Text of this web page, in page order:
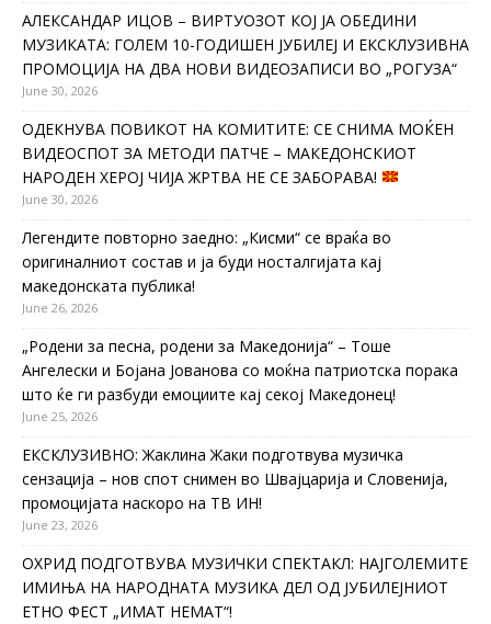
АЛЕКСАНДАР ИЦОВ – ВИРТУОЗОТ КОЈ ЈА ОБЕДИНИ
МУЗИКАТА: ГОЛЕМ 10-ГОДИШЕН ЈУБИЛЕЈ И ЕКСКЛУЗИВНА
ПРОМОЦИЈА НА ДВА НОВИ ВИДЕОЗАПИСИ ВО „РОГУЗА“
June 30, 2026
ОДЕКНУВА ПОВИКОТ НА КОМИТИТЕ: СЕ СНИМА МОЌЕН
ВИДЕОСПОТ ЗА МЕТОДИ ПАТЧЕ – МАКЕДОНСКИОТ
НАРОДЕН ХЕРОЈ ЧИЈА ЖРТВА НЕ СЕ ЗАБОРАВА!
June 30, 2026
Легендите повторно заедно: „Кисми“ се враќа во
оригиналниот состав и ја буди носталгијата кај
македонската публика!
June 26, 2026
„Родени за песна, родени за Македонија“ – Тоше
Ангелески и Бојана Јованова со моќна патриотска порака
што ќе ги разбуди емоциите кај секој Македонец!
June 25, 2026
ЕКСКЛУЗИВНО: Жаклина Жаки подготвува музичка
сензација – нов спот снимен во Швајцарија и Словенија,
промоцијата наскоро на ТВ ИН!
June 23, 2026
ОХРИД ПОДГОТВУВА МУЗИЧКИ СПЕКТАКЛ: НАЈГОЛЕМИТЕ
ИМИЊА НА НАРОДНАТА МУЗИКА ДЕЛ ОД ЈУБИЛЕЈНИОТ
ЕТНО ФЕСТ „ИМАТ НЕМАТ“!